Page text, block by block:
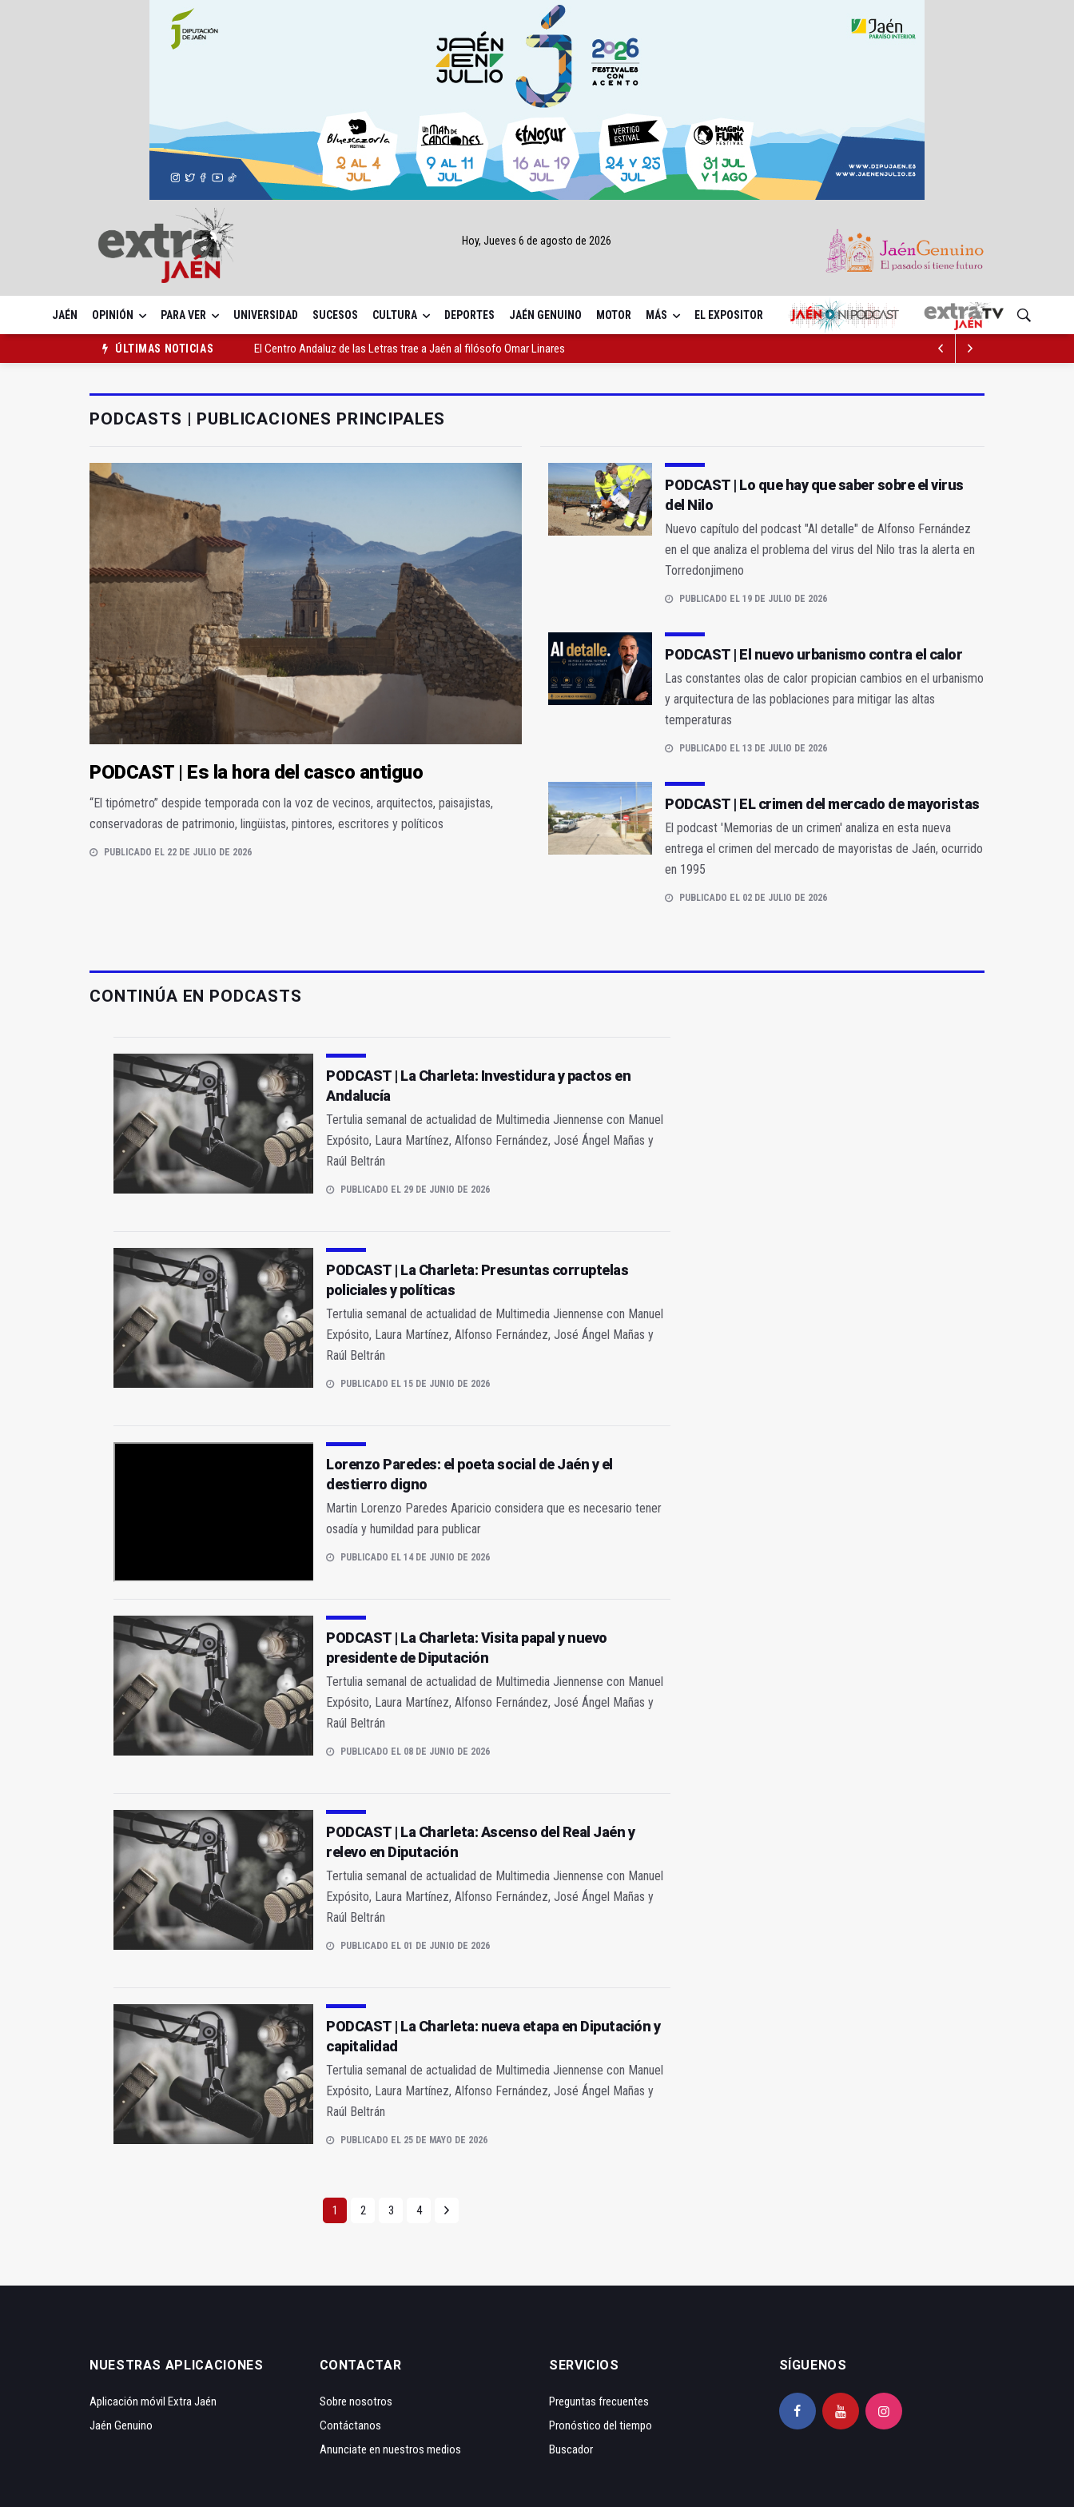
Hoy, Jueves 6 de agosto de 2026
JAÉN OPINIÓN PARA VER UNIVERSIDAD SUCESOS CULTURA DEPORTES JAÉN GENUINO MOTOR MÁS EL EXPOSITOR
ÚLTIMAS NOTICIAS
El Centro Andaluz de las Letras trae a Jaén al filósofo Omar Linares
PODCASTS | PUBLICACIONES PRINCIPALES
PODCAST | Es la hora del casco antiguo
“El tipómetro” despide temporada con la voz de vecinos, arquitectos, paisajistas,
conservadoras de patrimonio, lingüistas, pintores, escritores y políticos
PUBLICADO EL 22 DE JULIO DE 2026
PODCAST | Lo que hay que saber sobre el virus
del Nilo
Nuevo capítulo del podcast "Al detalle" de Alfonso Fernández
en el que analiza el problema del virus del Nilo tras la alerta en
Torredonjimeno
PUBLICADO EL 19 DE JULIO DE 2026
PODCAST | El nuevo urbanismo contra el calor
Las constantes olas de calor propician cambios en el urbanismo
y arquitectura de las poblaciones para mitigar las altas
temperaturas
PUBLICADO EL 13 DE JULIO DE 2026
PODCAST | EL crimen del mercado de mayoristas
El podcast 'Memorias de un crimen' analiza en esta nueva
entrega el crimen del mercado de mayoristas de Jaén, ocurrido
en 1995
PUBLICADO EL 02 DE JULIO DE 2026
CONTINÚA EN PODCASTS
PODCAST | La Charleta: Investidura y pactos en
Andalucía
Tertulia semanal de actualidad de Multimedia Jiennense con Manuel
Expósito, Laura Martínez, Alfonso Fernández, José Ángel Mañas y
Raúl Beltrán
PUBLICADO EL 29 DE JUNIO DE 2026
PODCAST | La Charleta: Presuntas corruptelas
policiales y políticas
Tertulia semanal de actualidad de Multimedia Jiennense con Manuel
Expósito, Laura Martínez, Alfonso Fernández, José Ángel Mañas y
Raúl Beltrán
PUBLICADO EL 15 DE JUNIO DE 2026
Lorenzo Paredes: el poeta social de Jaén y el
destierro digno
Martin Lorenzo Paredes Aparicio considera que es necesario tener
osadía y humildad para publicar
PUBLICADO EL 14 DE JUNIO DE 2026
PODCAST | La Charleta: Visita papal y nuevo
presidente de Diputación
Tertulia semanal de actualidad de Multimedia Jiennense con Manuel
Expósito, Laura Martínez, Alfonso Fernández, José Ángel Mañas y
Raúl Beltrán
PUBLICADO EL 08 DE JUNIO DE 2026
PODCAST | La Charleta: Ascenso del Real Jaén y
relevo en Diputación
Tertulia semanal de actualidad de Multimedia Jiennense con Manuel
Expósito, Laura Martínez, Alfonso Fernández, José Ángel Mañas y
Raúl Beltrán
PUBLICADO EL 01 DE JUNIO DE 2026
PODCAST | La Charleta: nueva etapa en Diputación y
capitalidad
Tertulia semanal de actualidad de Multimedia Jiennense con Manuel
Expósito, Laura Martínez, Alfonso Fernández, José Ángel Mañas y
Raúl Beltrán
PUBLICADO EL 25 DE MAYO DE 2026
1 2 3 4
NUESTRAS APLICACIONES
Aplicación móvil Extra Jaén
Jaén Genuino
CONTACTAR
Sobre nosotros
Contáctanos
Anunciate en nuestros medios
SERVICIOS
Preguntas frecuentes
Pronóstico del tiempo
Buscador
SÍGUENOS